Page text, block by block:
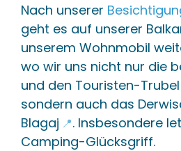
Nach unserer
geht es auf unserer
unserem Wohnmobil
wo wir uns nicht nur die
und den Touristen-
sondern auch das
Blagaj 📍. Insbesondere
Camping-Glücksgriff.